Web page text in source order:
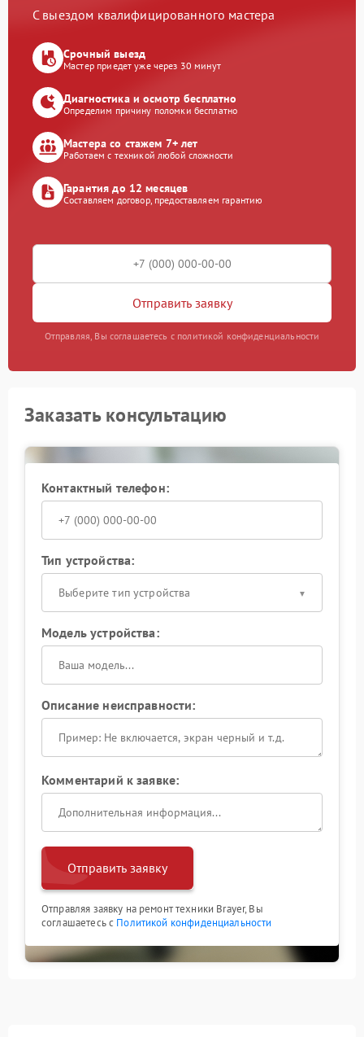
С выездом квалифицированного мастера
Срочный выезд
Мастер приедет уже через 30 минут
Диагностика и осмотр бесплатно
Определим причину поломки бесплатно
Мастера со стажем 7+ лет
Работаем с техникой любой сложности
Гарантия до 12 месяцев
Составляем договор, предоставляем гарантию
Отправить заявку
Отправляя, Вы соглашаетесь с политикой конфиденциальности
Заказать консультацию
Контактный телефон:
Тип устройства:
Выберите тип устройства
Модель устройства:
Описание неисправности:
Комментарий к заявке:
Отправить заявку
Отправляя заявку на ремонт техники Brayer, Вы
соглашаетесь с Политикой конфиденциальности